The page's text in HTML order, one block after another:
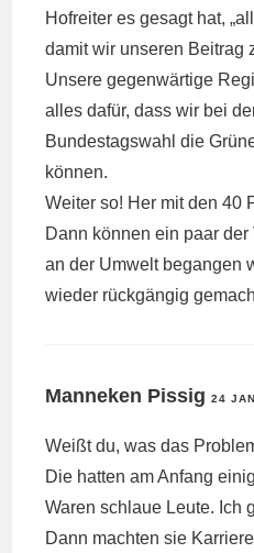
Hofreiter es gesagt hat,
damit wir unseren Beitrag
Unsere gegenwärtige
alles dafür, dass wir bei
Bundestagswahl die
können.
Weiter so! Her mit den 40
Dann können ein paar
an der Umwelt begangen
wieder rückgängig
Manneken Pissig24
Weißt du, was das
Die hatten am Anfang
Waren schlaue Leute. Ich
Dann machten sie